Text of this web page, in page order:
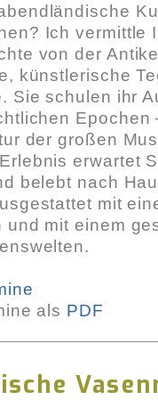
Klischees
der
Mit rund
führt uns
in diverse
in die
Dann
Sie die
hinaus in die
Ich vermittle
von der
künstlerische
Sie schulen ihr
der großen
erwartet
belebt nach
mit
und mit einem
als PDF